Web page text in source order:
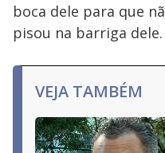
boca dele para que
pisou na barriga dele.
VEJA TAMBÉM